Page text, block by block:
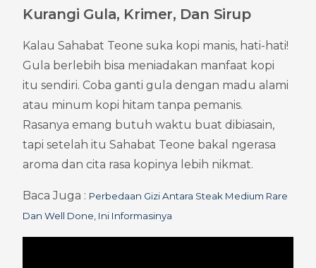
Kurangi Gula, Krimer, Dan Sirup
Kalau Sahabat Teone suka kopi manis, hati-hati!
Gula berlebih bisa meniadakan manfaat kopi
itu sendiri. Coba ganti gula dengan madu alami
atau minum kopi hitam tanpa pemanis.
Rasanya emang butuh waktu buat dibiasain,
tapi setelah itu Sahabat Teone bakal ngerasa
aroma dan cita rasa kopinya lebih nikmat.
Baca Juga : Perbedaan Gizi Antara Steak Medium Rare
Dan Well Done, Ini Informasinya